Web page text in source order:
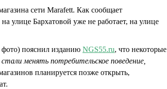
сети Marafett. Как сообщает
на улице Бархатовой уже не работает, на улице
пояснил изданию NGS55.ru, что некоторые
менять потребительское поведение,
планируется позже открыть,